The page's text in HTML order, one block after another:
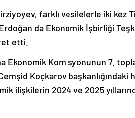
farklı vesilelerle iki kez
da Ekonomik İşbirliği
etti.
Ekonomik Komisyonunun 7.
Koçkarov başkanlığındaki
ilişkilerin 2024 ve 2025